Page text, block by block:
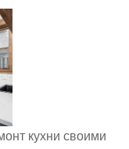
кухни своими